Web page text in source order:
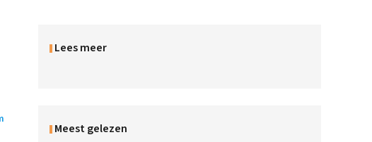
Lees meer
Meest gelezen